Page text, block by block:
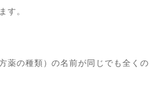
す。
の種類）の名前が同じでも全くの